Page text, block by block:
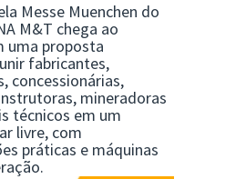
Messe Muenchen do
M&T chega ao
uma proposta
fabricantes,
concessionárias,
mineradoras
técnicos em um
livre, com
práticas e máquinas